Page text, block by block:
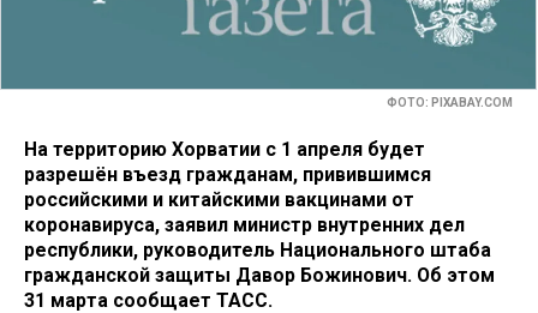
ФОТО: PIXABAY.COM
На территорию Хорватии с 1 апреля будет
разрешён въезд гражданам, привившимся
российскими и китайскими вакцинами от
коронавируса, заявил министр внутренних дел
республики, руководитель Национального штаба
гражданской защиты Давор Божинович. Об этом
31 марта сообщает ТАСС.